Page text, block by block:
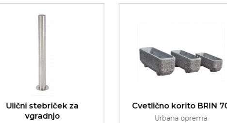
Ulični stebriček za
vgradnjo
Cvetlično korito BRIN 70
Urbana oprema